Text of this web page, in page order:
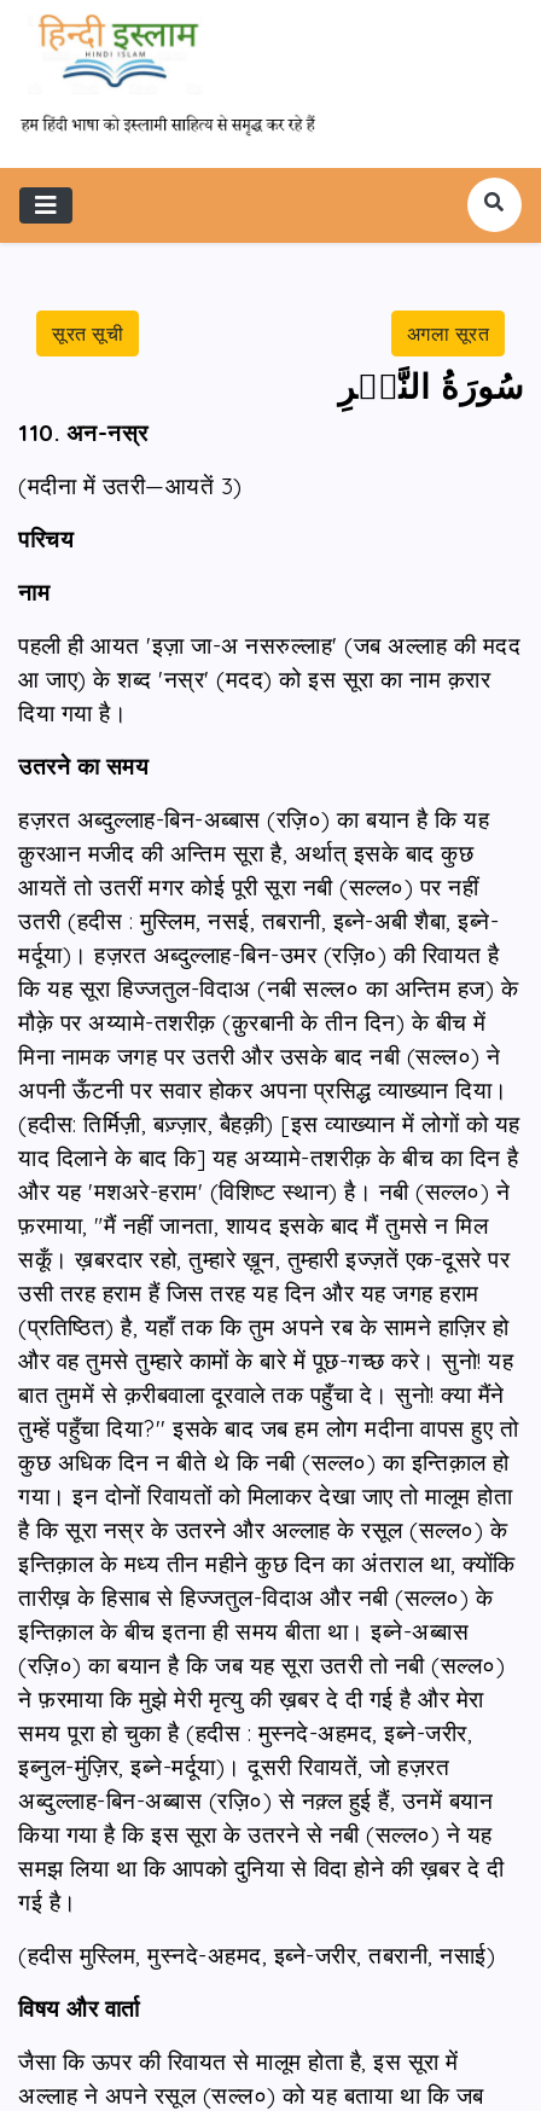
सूरत सूची अगला सूरत
سُورَةُ النَّصۡرِ
110. अन-नस्र
(मदीना में उतरी—आयतें 3)
परिचय
नाम
पहली ही आयत 'इज़ा जा-अ नसरुल्लाह' (जब अल्लाह की मदद
आ जाए) के शब्द 'नस्र' (मदद) को इस सूरा का नाम क़रार
दिया गया है।
उतरने का समय
हज़रत अब्दुल्लाह-बिन-अब्बास (रज़ि०) का बयान है कि यह
क़ुरआन मजीद की अन्तिम सूरा है, अर्थात् इसके बाद कुछ
आयतें तो उतरीं मगर कोई पूरी सूरा नबी (सल्ल०) पर नहीं
उतरी (हदीस : मुस्लिम, नसई, तबरानी, इब्ने-अबी शैबा, इब्ने-
मर्दूया)। हज़रत अब्दुल्लाह-बिन-उमर (रज़ि०) की रिवायत है
कि यह सूरा हिज्जतुल-विदाअ (नबी सल्ल० का अन्तिम हज) के
मौक़े पर अय्यामे-तशरीक़ (क़ुरबानी के तीन दिन) के बीच में
मिना नामक जगह पर उतरी और उसके बाद नबी (सल्ल०) ने
अपनी ऊँटनी पर सवार होकर अपना प्रसिद्ध व्याख्यान दिया।
(हदीस: तिर्मिज़ी, बज़्ज़ार, बैहक़ी) [इस व्याख्यान में लोगों को यह
याद दिलाने के बाद कि] यह अय्यामे-तशरीक़ के बीच का दिन है
और यह 'मशअरे-हराम' (विशिष्ट स्थान) है। नबी (सल्ल०) ने
फ़रमाया, "मैं नहीं जानता, शायद इसके बाद मैं तुमसे न मिल
सकूँ। ख़बरदार रहो, तुम्हारे ख़ून, तुम्हारी इज्ज़तें एक-दूसरे पर
उसी तरह हराम हैं जिस तरह यह दिन और यह जगह हराम
(प्रतिष्ठित) है, यहाँ तक कि तुम अपने रब के सामने हाज़िर हो
और वह तुमसे तुम्हारे कामों के बारे में पूछ-गच्छ करे। सुनो! यह
बात तुममें से क़रीबवाला दूरवाले तक पहुँचा दे। सुनो! क्या मैंने
तुम्हें पहुँचा दिया?'' इसके बाद जब हम लोग मदीना वापस हुए तो
कुछ अधिक दिन न बीते थे कि नबी (सल्ल०) का इन्तिक़ाल हो
गया। इन दोनों रिवायतों को मिलाकर देखा जाए तो मालूम होता
है कि सूरा नस्र के उतरने और अल्लाह के रसूल (सल्ल०) के
इन्तिक़ाल के मध्य तीन महीने कुछ दिन का अंतराल था, क्योंकि
तारीख़ के हिसाब से हिज्जतुल-विदाअ और नबी (सल्ल०) के
इन्तिक़ाल के बीच इतना ही समय बीता था। इब्ने-अब्बास
(रज़ि०) का बयान है कि जब यह सूरा उतरी तो नबी (सल्ल०)
ने फ़रमाया कि मुझे मेरी मृत्यु की ख़बर दे दी गई है और मेरा
समय पूरा हो चुका है (हदीस : मुस्नदे-अहमद, इब्ने-जरीर,
इब्नुल-मुंज़िर, इब्ने-मर्दूया)। दूसरी रिवायतें, जो हज़रत
अब्दुल्लाह-बिन-अब्बास (रज़ि०) से नक़्ल हुई हैं, उनमें बयान
किया गया है कि इस सूरा के उतरने से नबी (सल्ल०) ने यह
समझ लिया था कि आपको दुनिया से विदा होने की ख़बर दे दी
गई है।
(हदीस मुस्लिम, मुस्नदे-अहमद, इब्ने-जरीर, तबरानी, नसाई)
विषय और वार्ता
जैसा कि ऊपर की रिवायत से मालूम होता है, इस सूरा में
अल्लाह ने अपने रसूल (सल्ल०) को यह बताया था कि जब